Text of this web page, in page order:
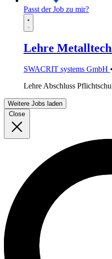
Passt der Job zu mir?
Lehre
SWACRIT systems GmbH
Lehre Abschluss
Weitere Jobs laden
Close